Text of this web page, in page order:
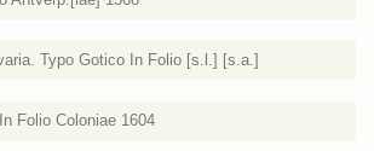
Typo Gotico In Folio [s.l.] [s.a.]
Folio Coloniae 1604